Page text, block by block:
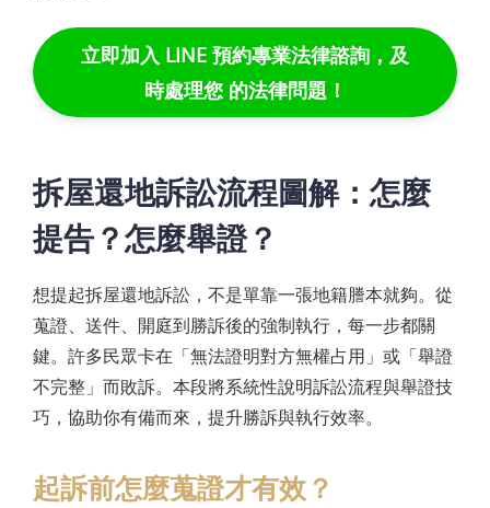
立即加入 LINE 預約專業法律諮詢，及
時處理您 的法律問題！
拆屋還地訴訟流程圖解：怎麼
提告？怎麼舉證？
想提起拆屋還地訴訟，不是單靠一張地籍謄本就夠。從
蒐證、送件、開庭到勝訴後的強制執行，每一步都關
鍵。許多民眾卡在「無法證明對方無權占用」或「舉證
不完整」而敗訴。本段將系統性說明訴訟流程與舉證技
巧，協助你有備而來，提升勝訴與執行效率。
起訴前怎麼蒐證才有效？